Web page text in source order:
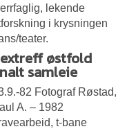
lekende
i krysningen
teater.
østfold
samleie
82 Fotograf Røstad,
A. – 1982
t-bane